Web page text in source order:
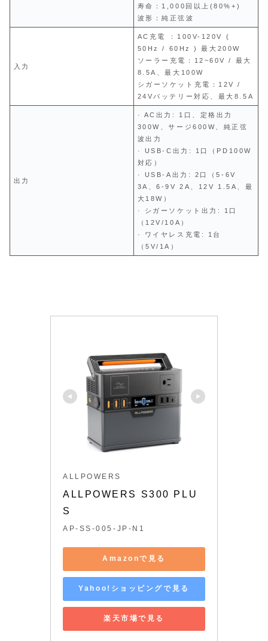
寿命：1,000回以上(80%+)
波形：純正弦波
入力
AC充電 ：100V-120V (
50Hz / 60Hz ) 最大200W
ソーラー充電：12~60V / 最大
8.5A、最大100W
シガーソケット充電：12V /
24Vバッテリー対応、最大8.5A
出力
· AC出力: 1口、定格出力
300W、サージ600W、純正弦
波出力
· USB-C出力: 1口（PD100W
対応）
· USB-A出力: 2口（5-6V
3A、6-9V 2A、12V 1.5A、最
大18W）
· シガーソケット出力: 1口
（12V/10A）
· ワイヤレス充電: 1台
（5V/1A）
ALLPOWERS
ALLPOWERS S300 PLU
S
AP-SS-005-JP-N1
Amazonで見る
Yahoo!ショッピングで見る
楽天市場で見る